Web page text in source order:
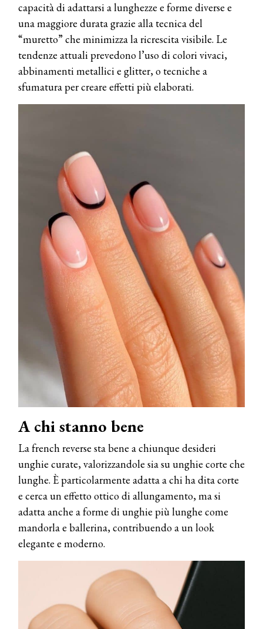
capacità di adattarsi a lunghezze e forme diverse e
una maggiore durata grazie alla tecnica del
“muretto” che minimizza la ricrescita visibile. Le
tendenze attuali prevedono l’uso di colori vivaci,
abbinamenti metallici e glitter, o tecniche a
sfumatura per creare effetti più elaborati.
A chi stanno bene
La french reverse sta bene a chiunque desideri
unghie curate, valorizzandole sia su unghie corte che
lunghe. È particolarmente adatta a chi ha dita corte
e cerca un effetto ottico di allungamento, ma si
adatta anche a forme di unghie più lunghe come
mandorla e ballerina, contribuendo a un look
elegante e moderno.